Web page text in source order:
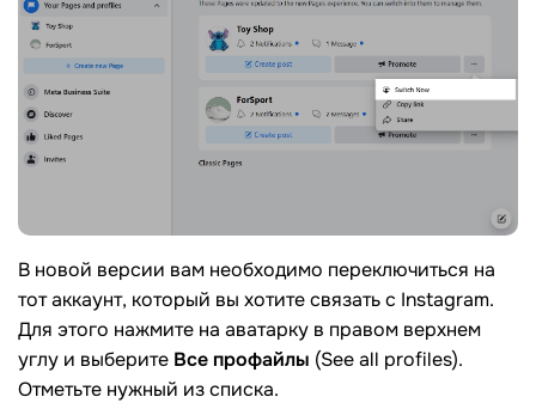
В новой версии вам необходимо переключиться на
тот аккаунт, который вы хотите связать с Instagram.
Для этого нажмите на аватарку в правом верхнем
углу и выберите Все профайлы (See all profiles).
Отметьте нужный из списка.